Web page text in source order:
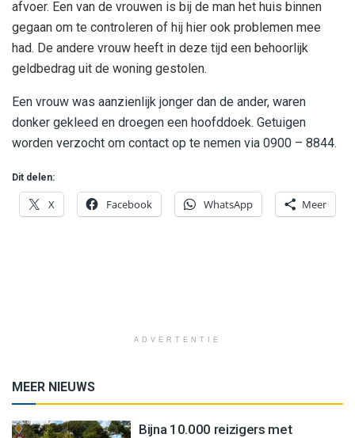
afvoer. Een van de vrouwen is bij de man het huis binnen
gegaan om te controleren of hij hier ook problemen mee
had. De andere vrouw heeft in deze tijd een behoorlijk
geldbedrag uit de woning gestolen.
Een vrouw was aanzienlijk jonger dan de ander, waren
donker gekleed en droegen een hoofddoek. Getuigen
worden verzocht om contact op te nemen via 0900 – 8844.
Dit delen:
X Facebook WhatsApp Meer
ADVERTENTIE
MEER NIEUWS
Bijna 10.000 reizigers met